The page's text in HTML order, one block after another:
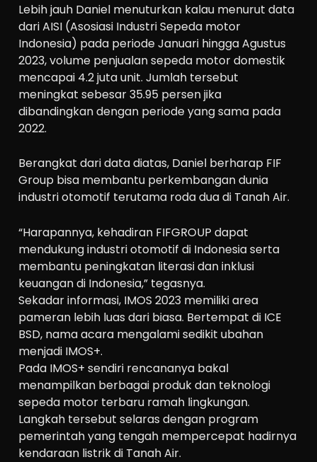
Lebih jauh Daniel menuturkan kalau menurut data
dari AISI (Asosiasi Industri Sepeda motor
Indonesia) pada periode Januari hingga Agustus
2023, volume penjualan sepeda motor domestik
mencapai 4.2 juta unit. Jumlah tersebut
meningkat sebesar 35.95 persen jika
dibandingkan dengan periode yang sama pada
2022.
Berangkat dari data diatas, Daniel berharap FIF
Group bisa membantu perkembangan dunia
industri otomotif terutama roda dua di Tanah Air.
“Harapannya, kehadiran FIFGROUP dapat
mendukung industri otomotif di Indonesia serta
membantu peningkatan literasi dan inklusi
keuangan di Indonesia,” tegasnya.
Sekadar informasi, IMOS 2023 memiliki area
pameran lebih luas dari biasa. Bertempat di ICE
BSD, nama acara mengalami sedikit ubahan
menjadi IMOS+.
Pada IMOS+ sendiri rencananya bakal
menampilkan berbagai produk dan teknologi
sepeda motor terbaru ramah lingkungan.
Langkah tersebut selaras dengan program
pemerintah yang tengah mempercepat hadirnya
kendaraan listrik di Tanah Air.